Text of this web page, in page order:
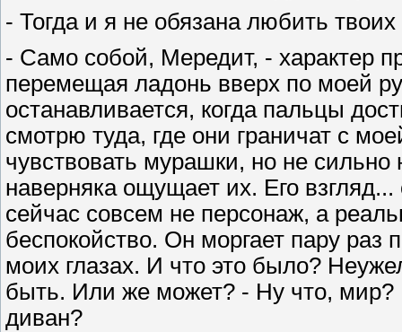
- Тогда и я не обязана любить
- Само собой, Мередит, - характер
перемещая ладонь вверх по моей
останавливается, когда пальцы
смотрю туда, где они граничат с
чувствовать мурашки, но не
наверняка ощущает их. Его
сейчас совсем не персонаж, а
беспокойство. Он моргает пару раз
моих глазах. И что это было?
быть. Или же может? - Ну что,
диван?